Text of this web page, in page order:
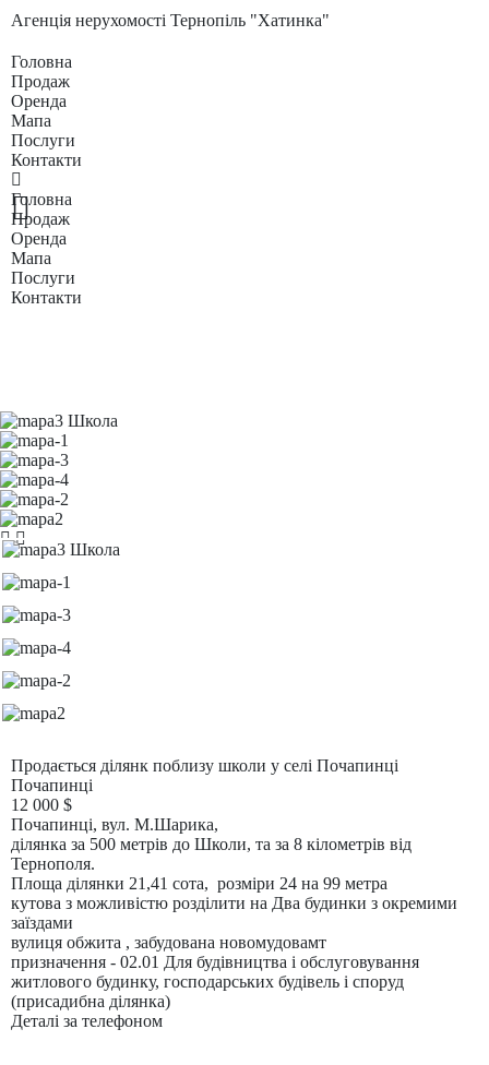
Агенція нерухомості Тернопіль "Хатинка"
Головна
Продаж
Оренда
Мапа
Послуги
Контакти
Головна
Продаж
Оренда
Мапа
Послуги
Контакти
Продається ділянк поблизу школи у селі Почапинці
Почапинці
12 000 $
Почапинці, вул. М.Шарика,
ділянка за 500 метрів до Школи, та за 8 кілометрів від
Тернополя.
Площа ділянки 21,41 сота, розміри 24 на 99 метра
кутова з можливістю розділити на Два будинки з окремими
заїздами
вулиця обжита , забудована новомудовамт
призначення - 02.01 Для будівництва і обслуговування
житлового будинку, господарських будівель і споруд
(присадибна ділянка)
Деталі за телефоном